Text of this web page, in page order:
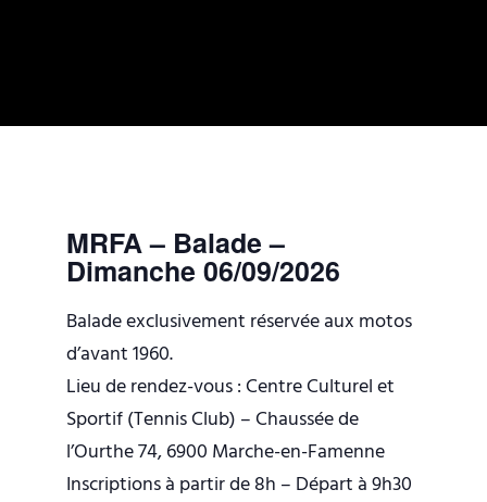
MRFA – Balade –
Dimanche 06/09/2026
Balade exclusivement réservée aux motos
d’avant 1960.
Lieu de rendez-vous : Centre Culturel et
Sportif (Tennis Club) – Chaussée de
l’Ourthe 74, 6900 Marche-en-Famenne
Inscriptions à partir de 8h – Départ à 9h30